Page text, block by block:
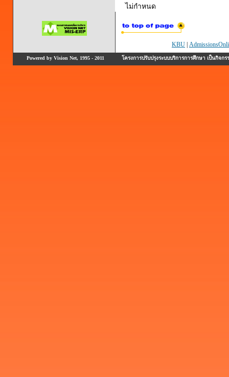
ไม่กำหนด
KBU
Powered by Vision Net, 1995 - 2011 โครงการปรับปรุงระบบบริการการศึกษา เป็นกิ